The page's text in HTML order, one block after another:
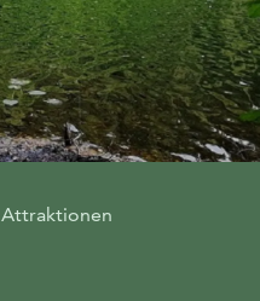
Attraktionen